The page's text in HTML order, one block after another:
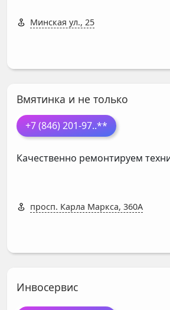
Минская ул., 25
Вмятинка и не только
+7 (846) 201-97..**
Качественно ремонтируем
просп. Карла Маркса, 360А
Инвосервис